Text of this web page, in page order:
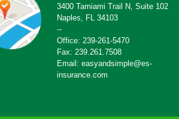
3400 Tamiami Trail N, Suite 102
Naples, FL 34103
--
Office: 239-261-5470
Fax: 239.261.7508
Email: easyandsimple@es-
insurance.com